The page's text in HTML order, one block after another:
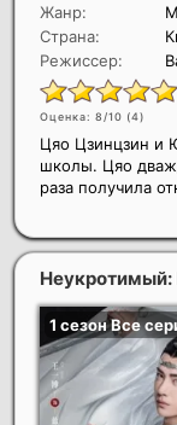
Жанр:
Страна:
Режиссер:
Оценка: 8/10 (4)
Цяо Цзинцзин и
школы. Цяо
раза получила
Неукротимый: